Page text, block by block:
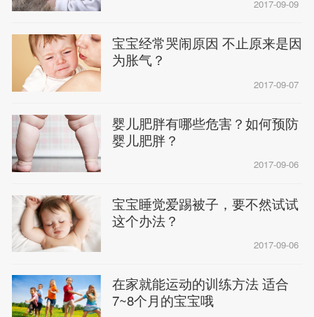
2017-09-09
宝宝经常哭闹原因 不止原来是因
为胀气？
2017-09-07
婴儿肥胖有哪些危害？如何预防
婴儿肥胖？
2017-09-06
宝宝睡觉爱踢被子，要不然试试
这个办法？
2017-09-06
在家就能运动的训练方法 适合
7~8个月的宝宝哦